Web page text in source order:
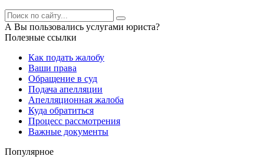
А Вы пользовались услугами юриста?
Полезные ссылки
Как подать жалобу
Ваши права
Обращение в суд
Подача апелляции
Апелляционная жалоба
Куда обратиться
Процесс рассмотрения
Важные документы
Популярное